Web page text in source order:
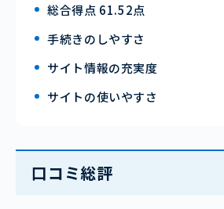
総合得点 61.52点
手続きのしやすさ
サイト情報の充実度
サイトの使いやすさ
口コミ総評